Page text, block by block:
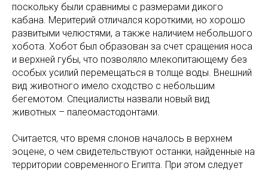
поскольку были сравнимы с размерами дикого
кабана. Меритерий отличался короткими, но хорошо
развитыми челюстями, а также наличием небольшого
хобота. Хобот был образован за счет сращения носа
и верхней губы, что позволяло млекопитающему без
особых усилий перемещаться в толще воды. Внешний
вид животного имело сходство с небольшим
бегемотом. Специалисты назвали новый вид
животных – палеомастодонтами.
Считается, что время слонов началось в верхнем
эоцене, о чем свидетельствуют останки, найденные на
территории современного Египта. При этом следует